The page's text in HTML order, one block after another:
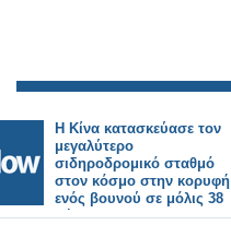
Η Κίνα κατασκεύασε τον
μεγαλύτερο
σιδηροδρομικό σταθμό
στον κόσμο στην κορυφή
ενός βουνού σε μόλις 38
μήνες!